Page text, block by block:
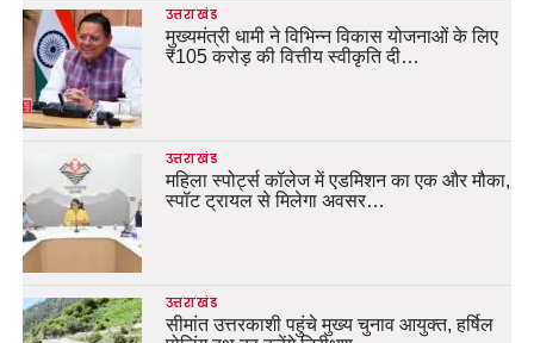
उत्तराखंड
मुख्यमंत्री धामी ने विभिन्न विकास योजनाओं के लिए
₹105 करोड़ की वित्तीय स्वीकृति दी…
उत्तराखंड
महिला स्पोर्ट्स कॉलेज में एडमिशन का एक और मौका,
स्पॉट ट्रायल से मिलेगा अवसर…
उत्तराखंड
सीमांत उत्तरकाशी पहुंचे मुख्य चुनाव आयुक्त, हर्षिल